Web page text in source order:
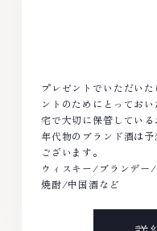
プレゼントでいただい
ントのためにとってお
宅で大切に保管している
年代物のブランド酒は
ございます。
ウィスキー/ブランデ
焼酎/中国酒など